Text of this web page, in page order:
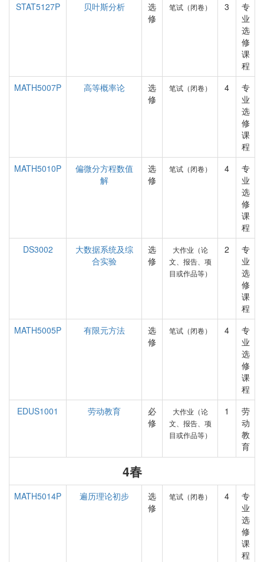
STAT5127P
贝叶斯分析
选
修
笔试（闭卷） 3
专
业
选
修
课
程
MATH5007P
高等概率论
选
修
笔试（闭卷） 4
专
业
选
修
课
程
MATH5010P
偏微分方程数值
解
选
修
笔试（闭卷） 4
专
业
选
修
课
程
DS3002
大数据系统及综
合实验
选
修
大作业（论
文、报告、项
目或作品等）
2
专
业
选
修
课
程
MATH5005P
有限元方法
选
修
笔试（闭卷） 4
专
业
选
修
课
程
EDUS1001
劳动教育
必
修
大作业（论
文、报告、项
目或作品等）
1
劳
动
教
育
4春
MATH5014P 遍历理论初步
选
修
笔试（闭卷） 4
专
业
选
修
课
程